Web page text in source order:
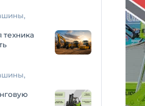
техника